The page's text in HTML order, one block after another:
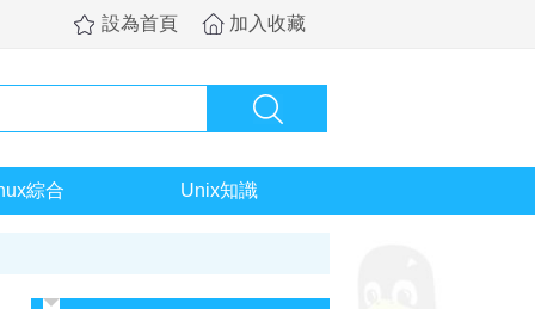
設為首頁 加入收藏
綜合 Unix知識